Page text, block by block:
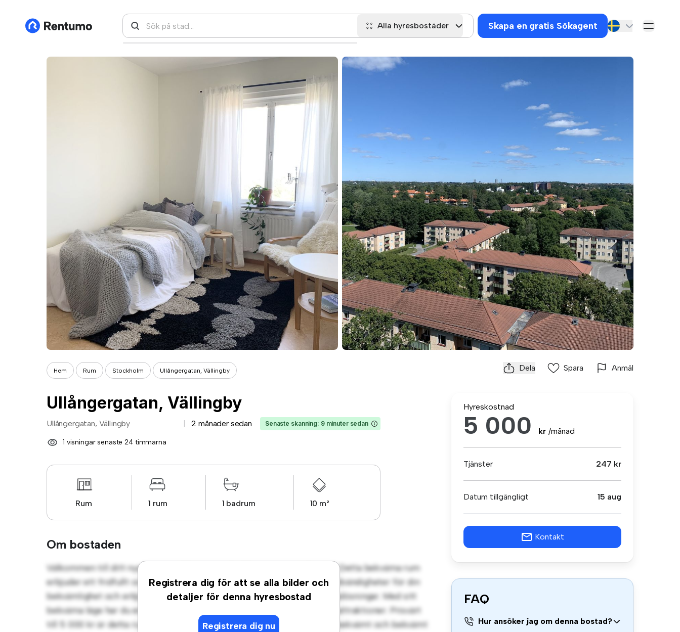
Alla hyresbostäder Skapa en gratis Sökagent
Hem Rum Stockholm Ullångergatan, Vällingby Dela Spara Anmäl
Ullångergatan, Vällingby
Ullångergatan, Vällingby 2 månader sedan Senaste skanning: 9 minuter sedan
1 visningar senaste 24 timmarna
Rum 1 rum 1 badrum 10 m²
Om bostaden
Registrera dig för att se alla bilder och
detaljer för denna hyresbostad
Registrera dig nu
Välkommen till ditt nya mysiga tillflyktsort på Ullångergatan, Vällingby! Detta bekväma rum
erbjuder ett fridfullt och privat vardagsrum. Detta rum är inrett med nödvändigheter för din
bekvämlighet och erbjuder en bekväm säng, en arbetsyta och förvaringslösningar. Med sitt
bekväma läge har du enkel tillgång till närliggande bekvämligheter och attraktioner. Prisvärt
till 5 000 kr är detta rum ett utmärkt alternativ för dem som söker ett bekvämt och bekvämt
Hyreskostnad
5 000 kr /månad
Tjänster 247 kr
Datum tillgängligt 15 aug
Kontakt
FAQ
Hur ansöker jag om denna bostad?